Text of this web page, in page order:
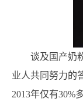
谈及国产奶
业人共同努力的
2013年仅有30%